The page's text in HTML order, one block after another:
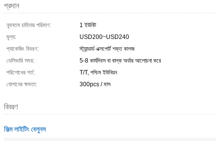
প্রদান
ন্যূনতম চাহিদার পরিমাণ:
1 ইউনিট
মূল্য:
USD200~USD240
প্যাকেজিং বিবরণ:
স্ট্যান্ডার্ড এক্সপোর্ট শক্ত কাগজ
ডেলিভারি সময়:
5-8 কার্যদিবস বা বাল্ক অর্ডার আলোচনা করে
পরিশোধের শর্ত:
T/T, পশ্চিম ইউনিয়ন
যোগানের ক্ষমতা:
300pcs / মাস
বিবরণ
ফিল্ম লাইটিং বেলুনস